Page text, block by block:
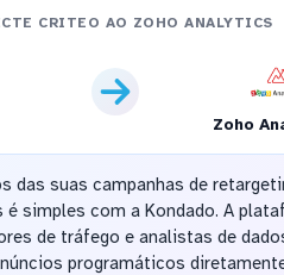
CRITEO AO ZOHO ANALYTICS
Zoho
das suas campanhas de
é simples com a Kondado. A
de tráfego e analistas de
programáticos